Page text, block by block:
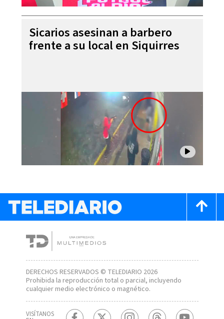
Sicarios asesinan a barbero
frente a su local en Siquirres
DERECHOS RESERVADOS © TELEDIARIO 2026
Prohibida la reproducción total o parcial, incluyendo
cualquier medio electrónico o magnético.
VISÍTANOS